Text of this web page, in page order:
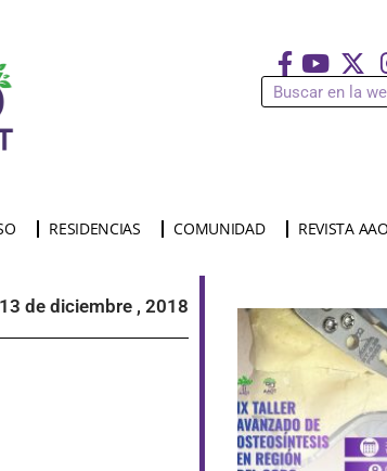
RESIDENCIAS COMUNIDAD REVISTA
13 de diciembre , 2018